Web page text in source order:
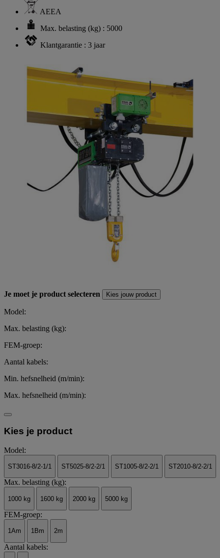
AEEA
Max. belasting (kg) : 5000
Klantgarantie : 3 jaar
Je moet je product selecteren Kies jouw product
Model:
Max. belasting (kg):
FEM-groep:
Aantal kabels:
Min. hefsnelheid (m/min):
Max. hefsnelheid (m/min):
Kies je product
Model:
ST3016-8/2-1/1 ST5025-8/2-2/1 ST1005-8/2-2/1 ST2010-8/2-2/1
Max. belasting (kg):
1000 kg 1600 kg 2000 kg 5000 kg
FEM-groep:
1Am 1Bm 2m
Aantal kabels: